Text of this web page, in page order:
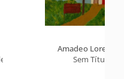
Acordeon
Amadeo
Sem Título